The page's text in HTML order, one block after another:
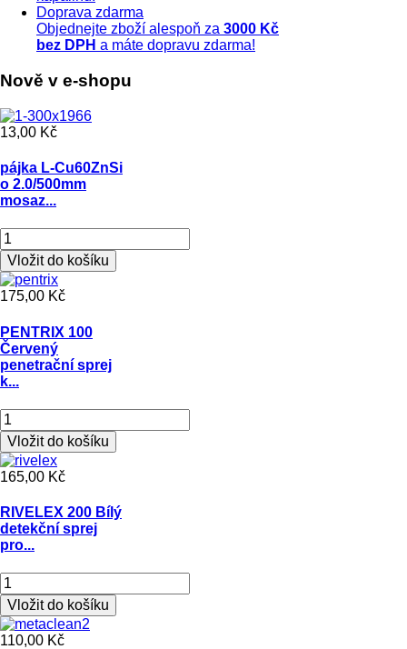
Doprava zdarma
Objednejte zboží alespoň za 3000 Kč
bez DPH a máte dopravu zdarma!
Nově v e-shopu
13,00 Kč
pájka L-Cu60ZnSi
o 2.0/500mm
mosaz...
175,00 Kč
PENTRIX 100
Červený
penetrační sprej
k...
165,00 Kč
RIVELEX 200 Bílý
detekční sprej
pro...
110,00 Kč